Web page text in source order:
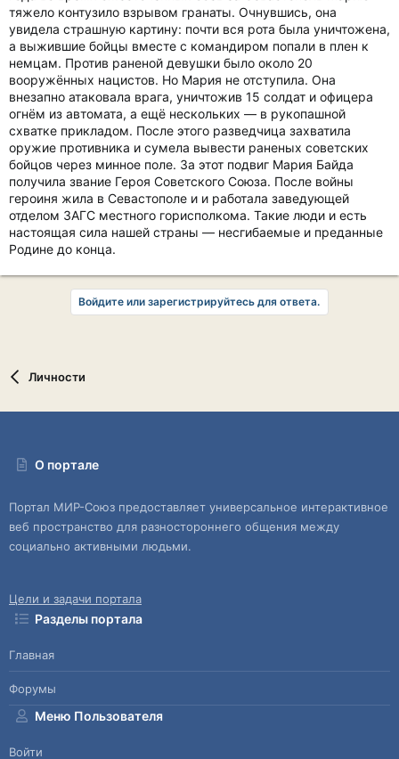
тяжело контузило взрывом гранаты. Очнувшись, она
увидела страшную картину: почти вся рота была уничтожена,
а выжившие бойцы вместе с командиром попали в плен к
немцам. Против раненой девушки было около 20
вооружённых нацистов. Но Мария не отступила. Она
внезапно атаковала врага, уничтожив 15 солдат и офицера
огнём из автомата, а ещё нескольких — в рукопашной
схватке прикладом. После этого разведчица захватила
оружие противника и сумела вывести раненых советских
бойцов через минное поле. За этот подвиг Мария Байда
получила звание Героя Советского Союза. После войны
героиня жила в Севастополе и и работала заведующей
отделом ЗАГС местного горисполкома. Такие люди и есть
настоящая сила нашей страны — несгибаемые и преданные
Родине до конца.
Войдите или зарегистрируйтесь для ответа.
Личности
О портале
Портал МИР-Союз предоставляет универсальное интерактивное
веб пространство для разностороннего общения между
социально активными людьми.
Цели и задачи портала
Разделы портала
Главная
Форумы
Меню Пользователя
Войти